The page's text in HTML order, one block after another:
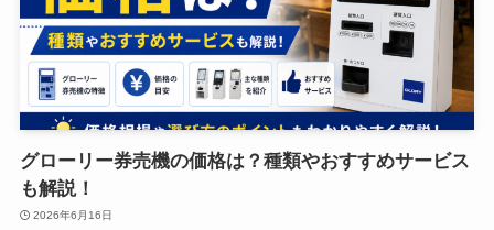
グローリー券売機の価格は？種類やおすすめサービス
も解説！
2026年6月16日